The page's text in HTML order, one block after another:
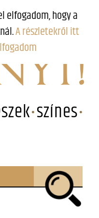
színes
elfogadom, hogy a
A részletekről itt